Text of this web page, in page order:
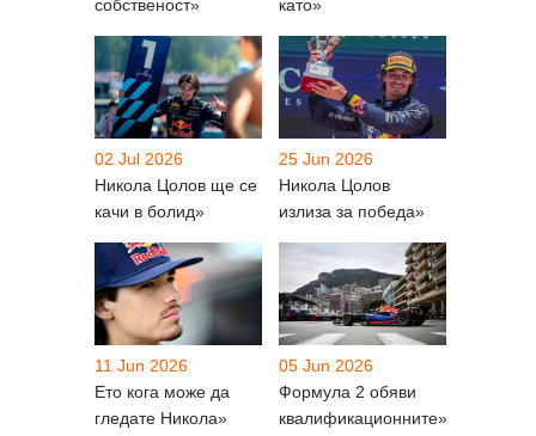
собственост»
като»
02 Jul 2026
Никола Цолов ще се
качи в болид»
25 Jun 2026
Никола Цолов
излиза за победа»
11 Jun 2026
Ето кога може да
гледате Никола»
05 Jun 2026
Формула 2 обяви
квалификационните»